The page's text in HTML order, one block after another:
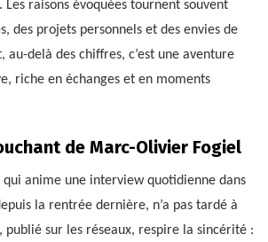
raisons évoquées tournent souvent
des projets personnels et des envies de
au-delà des chiffres, c’est une aventure
riche en échanges et en moments
de Marc-Olivier Fogiel
anime une interview quotidienne dans
la rentrée dernière, n’a pas tardé à
publié sur les réseaux, respire la sincérité :